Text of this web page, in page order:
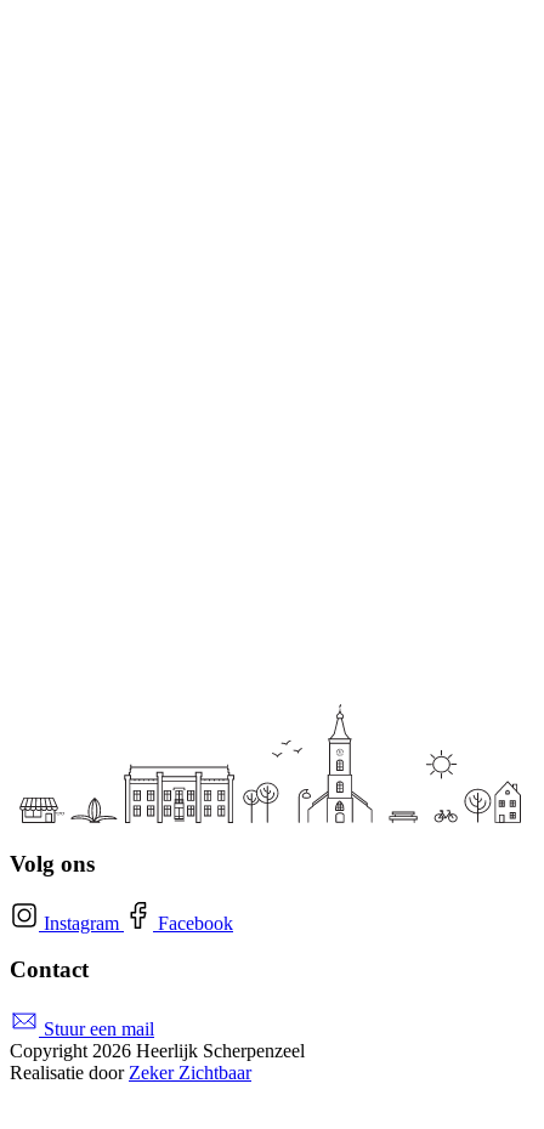
Volg ons
Instagram Facebook
Contact
Stuur een mail
Copyright 2026 Heerlijk Scherpenzeel
Realisatie door Zeker Zichtbaar